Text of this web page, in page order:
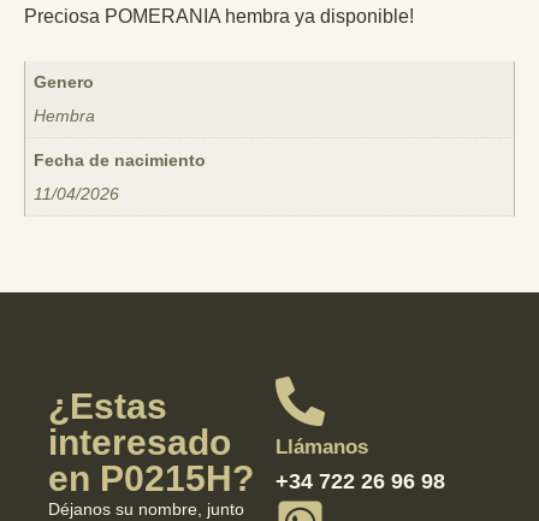
Preciosa POMERANIA hembra ya disponible!
Genero
Hembra
Fecha de nacimiento
11/04/2026
¿Estas
interesado
en P0215H?
Déjanos su nombre, junto
Llámanos
+34 722 26 96 98